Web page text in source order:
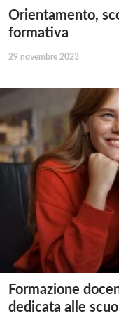
Orientamento,
formativa
29 novembre 2023
Formazione
dedicata alle